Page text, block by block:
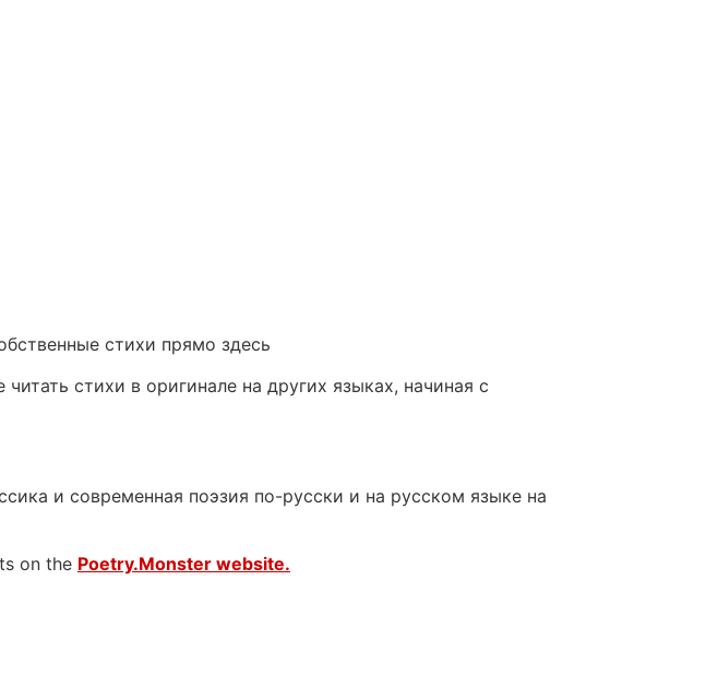
стихи прямо здесь
стихи в оригинале на других языках, начиная с
и современная поэзия по-русски и на русском языке на
on the Poetry.Monster website.